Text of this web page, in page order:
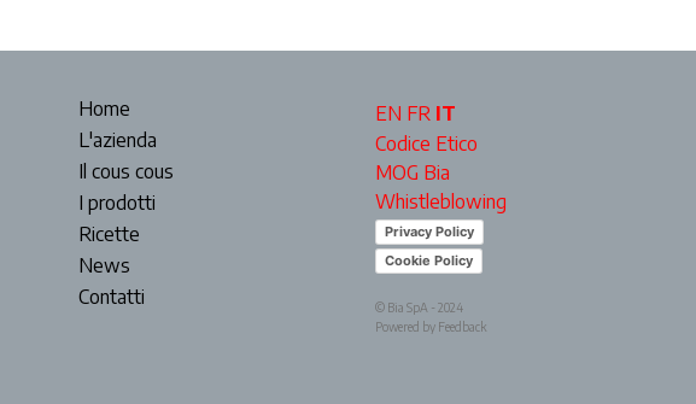
Home
L'azienda
Il cous cous
I prodotti
Ricette
News
Contatti
EN FR IT
Codice Etico
MOG Bia
Whistleblowing
Privacy Policy
Cookie Policy
© Bia SpA - 2024
Powered by Feedback